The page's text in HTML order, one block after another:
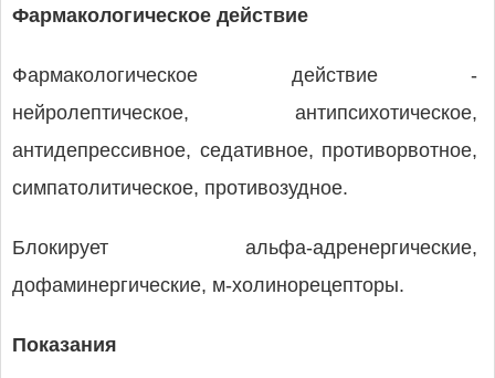
Фармакологическое действие
Фармакологическое действие -
нейролептическое, антипсихотическое,
антидепрессивное, седативное, противорвотное,
симпатолитическое, противозудное.
Блокирует альфа-адренергические,
дофаминергические, м-холинорецепторы.
Показания